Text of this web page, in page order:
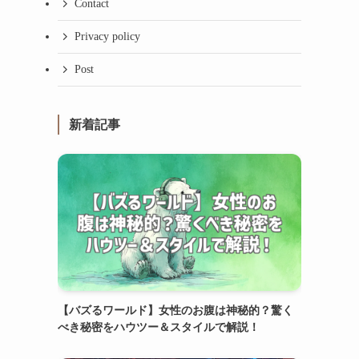
Contact
Privacy policy
Post
新着記事
【バズるワールド】女性のお腹は神秘的？驚く
べき秘密をハウツー＆スタイルで解説！